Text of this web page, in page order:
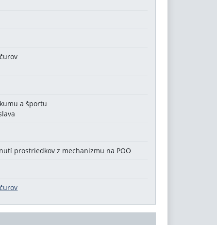
a športu
prostriedkov z mechanizmu na POO